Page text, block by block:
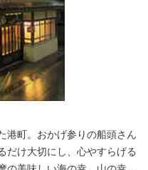
港町。おかげ参りの船頭さん
だけ大切にし、心やすらげる